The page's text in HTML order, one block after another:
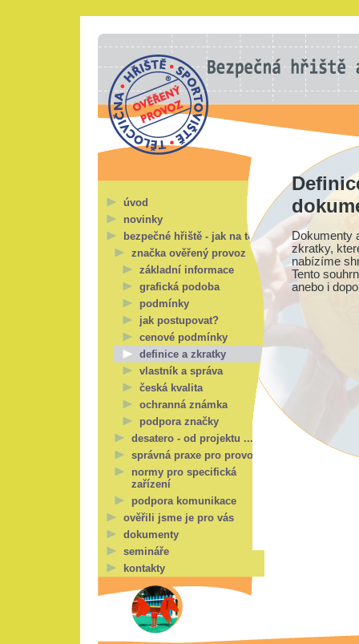
Dokumenty
zkratky,
nabízíme
Tento
anebo i
úvod
novinky
bezpečné hřiště - jak na to?
značka ověřený provoz
základní informace
grafická podoba
podmínky
jak postupovat?
cenové podmínky
definice a zkratky
vlastník a správa
česká kvalita
ochranná známka
podpora značky
desatero - od projektu ...
správná praxe pro provoz
normy pro specifická
zařízení
podpora komunikace
ověřili jsme je pro vás
dokumenty
semináře
kontakty